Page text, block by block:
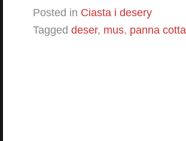
Posted in Ciasta i desery
Tagged deser, mus, panna cotta